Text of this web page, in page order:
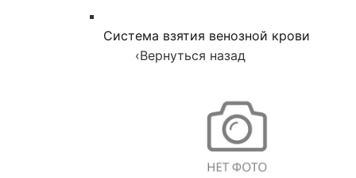
Система взятия венозной крови
‹Вернуться назад